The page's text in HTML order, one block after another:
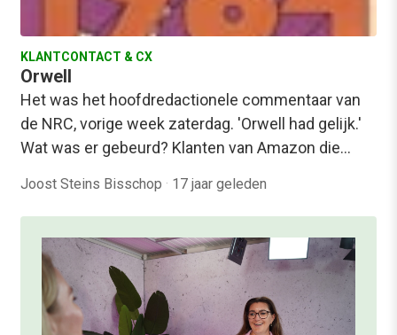
KLANTCONTACT & CX
Orwell
Het was het hoofdredactionele commentaar van
de NRC, vorige week zaterdag. 'Orwell had gelijk.'
Wat was er gebeurd? Klanten van Amazon die…
Joost Steins Bisschop · 17 jaar geleden